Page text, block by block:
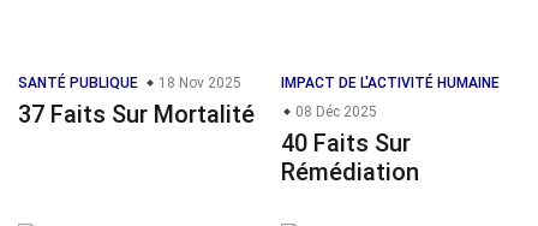
SANTÉ PUBLIQUE 18 Nov 2025
37 Faits Sur Mortalité
IMPACT DE L'ACTIVITÉ HUMAINE
08 Déc 2025
40 Faits Sur
Rémédiation